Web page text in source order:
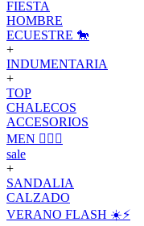
FIESTA
HOMBRE
ECUESTRE 🐎
+
INDUMENTARIA
+
TOP
CHALECOS
ACCESORIOS
MEN 🙋🏽‍♂️
sale
+
SANDALIA
CALZADO
VERANO FLASH ☀️⚡️